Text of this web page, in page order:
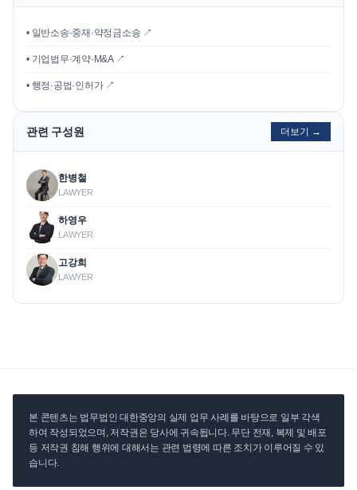
• 일반소송·중재·약정금소송 ↗
• 기업법무·계약·M&A ↗
• 행정·공법·인허가 ↗
관련 구성원 더보기 →
한병철
LAWYER
하영우
LAWYER
고강희
LAWYER
본 콘텐츠는 법무법인 대한중앙의 실제 업무 사례를 바탕으로 일부 각색
하여 작성되었으며, 저작권은 당사에 귀속됩니다. 무단 전재, 복제 및 배포
등 저작권 침해 행위에 대해서는 관련 법령에 따른 조치가 이루어질 수 있
습니다.